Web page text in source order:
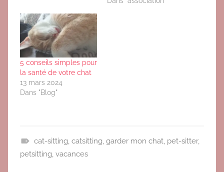
5 conseils simples pour
la santé de votre chat
13 mars 2024
Dans "Blog"
V
cat-sitting, catsitting, garder mon chat, pet-sitter,
petsitting, vacances